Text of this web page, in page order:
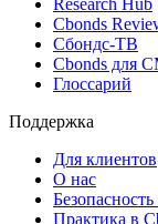
Новости и
Новости
Research Hub
Cbonds Review
Сбондс-ТВ
Глоссарий
Поддержка